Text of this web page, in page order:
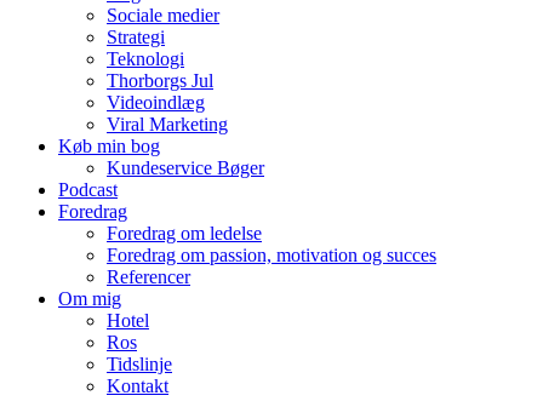
Sociale medier
Strategi
Teknologi
Thorborgs Jul
Videoindlæg
Viral Marketing
Køb min bog
Kundeservice Bøger
Podcast
Foredrag
Foredrag om ledelse
Foredrag om passion, motivation og succes
Referencer
Om mig
Hotel
Ros
Tidslinje
Kontakt